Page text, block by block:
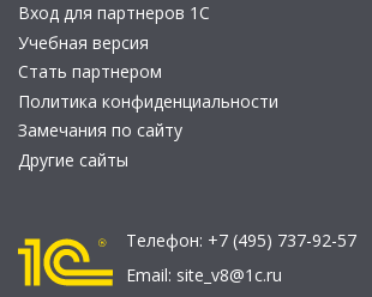
Вход для партнеров 1С
Учебная версия
Стать партнером
Политика конфиденциальности
Замечания по сайту
Другие сайты
Телефон: +7 (495) 737-92-57
Email: site_v8@1c.ru